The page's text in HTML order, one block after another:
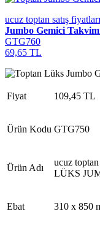
ucuz toptan satış fiyatları
Jumbo Gemici
GTG760
69,65 TL
Fiyat 109,45 TL
Ürün Kodu GTG750
Ürün Adı
ucuz toptan
LÜKS
Ebat 310 x 850